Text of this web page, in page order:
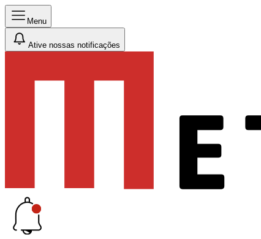
Menu
Ative nossas notificações